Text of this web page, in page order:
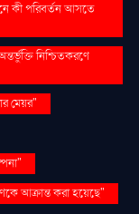
কী পরিবর্তন আসতে
নিশ্চিতকরণে
মেয়র"
আক্রান্ত করা হয়েছে"